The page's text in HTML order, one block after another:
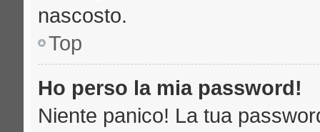
nascosto.
Top
Ho perso la mia password!
Niente panico! La tua